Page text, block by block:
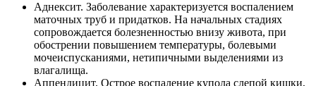
Аднексит. Заболевание характеризуется воспалением
маточных труб и придатков. На начальных стадиях
сопровождается болезненностью внизу живота, при
обострении повышением температуры, болевыми
мочеиспусканиями, нетипичными выделениями из
влагалища.
Аппендицит. Острое воспаление купола слепой кишки,